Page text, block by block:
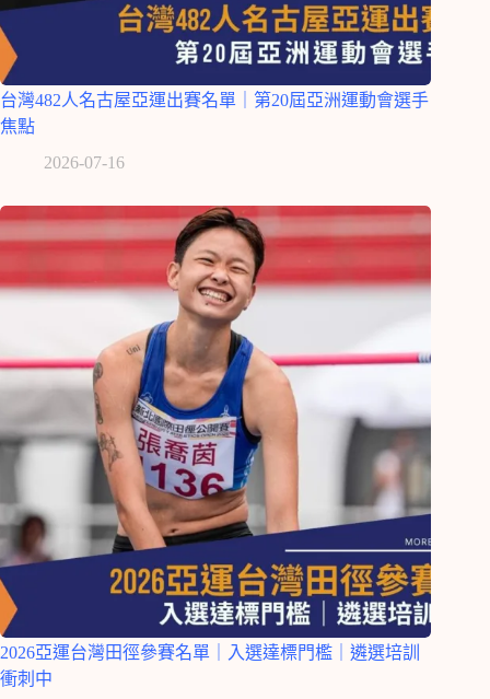
台灣482人名古屋亞運出賽名單｜第20屆亞洲運動會選手
焦點
2026-07-16
2026亞運台灣田徑參賽名單｜入選達標門檻｜遴選培訓
衝刺中